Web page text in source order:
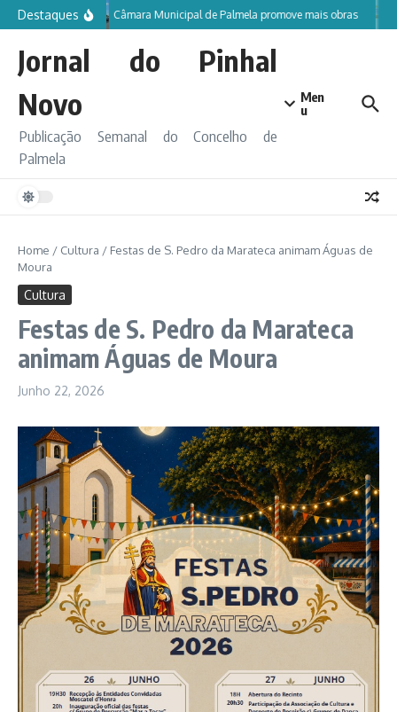
Ir para o conteúdo
Destaques Câmara Municipal de Palmela promove mais obras
Jornal do Pinhal
Novo
Publicação Semanal do Concelho de
Palmela
Men
u
Home / Cultura / Festas de S. Pedro da Marateca animam Águas de
Moura
Cultura
Festas de S. Pedro da Marateca
animam Águas de Moura
Junho 22, 2026